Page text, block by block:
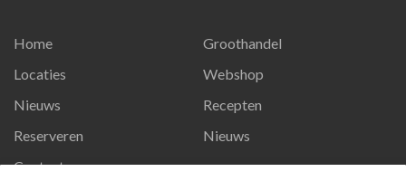
Home
Locaties
Nieuws
Reserveren
Contact
Groothandel
Webshop
Recepten
Nieuws